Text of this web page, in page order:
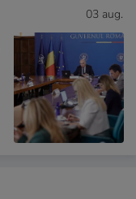
03 aug.